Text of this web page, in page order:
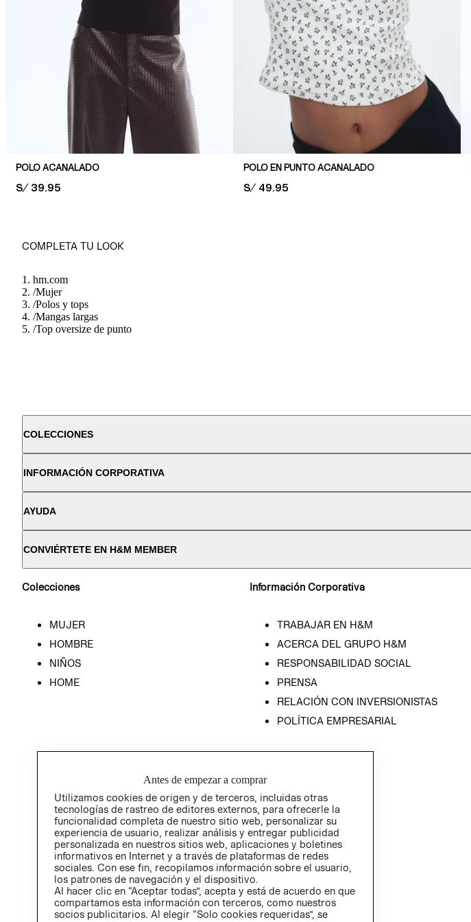
POLO ACANALADO
PRICE:
S/ 39.95
POLO EN PUNTO ACANALADO
PRICE:
S/ 49.95
COMPLETA TU LOOK
hm.com
/Mujer
/Polos y tops
/Mangas largas
/Top oversize de punto
COLECCIONES
INFORMACIÓN CORPORATIVA
AYUDA
CONVIÉRTETE EN H&M MEMBER
Colecciones
MUJER
HOMBRE
NIÑOS
HOME
Información Corporativa
TRABAJAR EN H&M
ACERCA DEL GRUPO H&M
RESPONSABILIDAD SOCIAL
PRENSA
RELACIÓN CON INVERSIONISTAS
POLÍTICA EMPRESARIAL
Antes de empezar a comprar
Utilizamos cookies de origen y de terceros, incluidas otras
tecnologías de rastreo de editores externos, para ofrecerle la
funcionalidad completa de nuestro sitio web, personalizar su
experiencia de usuario, realizar análisis y entregar publicidad
personalizada en nuestros sitios web, aplicaciones y boletines
informativos en Internet y a través de plataformas de redes
sociales. Con ese fin, recopilamos información sobre el usuario,
los patrones de navegación y el dispositivo.
Al hacer clic en “Aceptar todas”, acepta y está de acuerdo en que
compartamos esta información con terceros, como nuestros
socios publicitarios. Al elegir “Solo cookies requeridas”, se